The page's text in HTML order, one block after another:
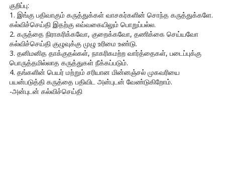
குறிப்பு:
1. இங்கு பதிவாகும் கருத்துக்கள் வாசகர்களின் சொந்த கருத்துக்களே.
கல்விச்செய்தி இதற்கு எவ்வகையிலும் பொறுப்பல்ல.
2. கருத்தை நிராகரிக்கவோ, குறைக்கவோ, தணிக்கை செய்யவோ
கல்விச்செய்தி குழுவுக்கு முழு உரிமை உண்டு.
3. தனிமனித தாக்குதல்கள், நாகரிகமற்ற வார்த்தைகள், படைப்புக்கு
பொருத்தமில்லாத கருத்துகள் நீக்கப்படும்.
4. தங்களின் பெயர் மற்றும் சரியான மின்னஞ்சல் முகவரியை
பயன்படுத்தி கருத்தை பதிவிட அன்புடன் வேண்டுகிறோம்.
-அன்புடன் கல்விச்செய்தி